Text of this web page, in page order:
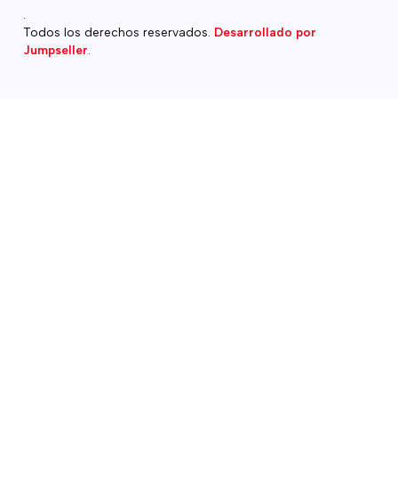
.
Todos los derechos reservados. Desarrollado por
Jumpseller.